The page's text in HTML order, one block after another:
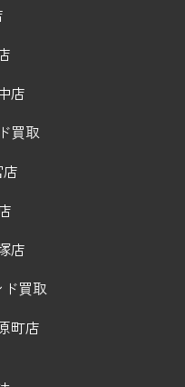
店
買取
店
買取
町店